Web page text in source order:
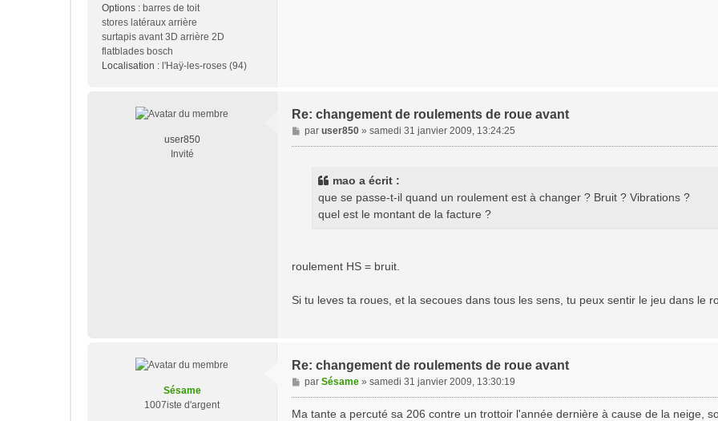
Options : barres de toit
stores latéraux arrière
surtapis avant 3D arrière 2D
flatblades bosch
Localisation : l'Haÿ-les-roses (94)
user850
Invité
Re: changement de roulements de roue avant
M
e
par user850» samedi 31 janvier 2009, 13:24:25
mao a écrit :
que se passe-t-il quand un roulement est à changer ? Bruit ? Vibrations ?
quel est le montant de la facture ?
roulement HS = bruit.
Si tu leves ta roues, et la secoues dans tous les sens, tu peux sentir le jeu dans le
Sésame
1007iste d'argent
Re: changement de roulements de roue avant
M
e
s
par Sésame» samedi 31 janvier 2009, 13:30:19
Ma tante a percuté sa 206 contre un trottoir l'année dernière à cause de la neige,